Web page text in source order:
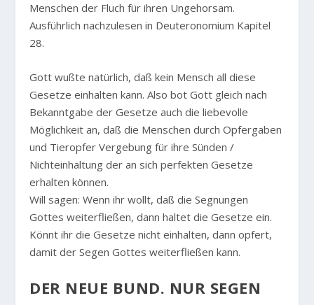
Menschen der Fluch für ihren Ungehorsam.
Ausführlich nachzulesen in Deuteronomium Kapitel
28.
Gott wußte natürlich, daß kein Mensch all diese
Gesetze einhalten kann. Also bot Gott gleich nach
Bekanntgabe der Gesetze auch die liebevolle
Möglichkeit an, daß die Menschen durch Opfergaben
und Tieropfer Vergebung für ihre Sünden /
Nichteinhaltung der an sich perfekten Gesetze
erhalten können.
Will sagen: Wenn ihr wollt, daß die Segnungen
Gottes weiterfließen, dann haltet die Gesetze ein.
Könnt ihr die Gesetze nicht einhalten, dann opfert,
damit der Segen Gottes weiterfließen kann.
DER NEUE BUND. NUR SEGEN